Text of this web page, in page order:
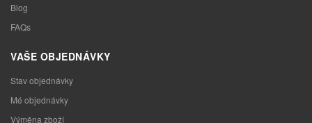
Blog
FAQs
VAŠE OBJEDNÁVKY
Stav objednávky
Mé objednávky
Výměna zboží